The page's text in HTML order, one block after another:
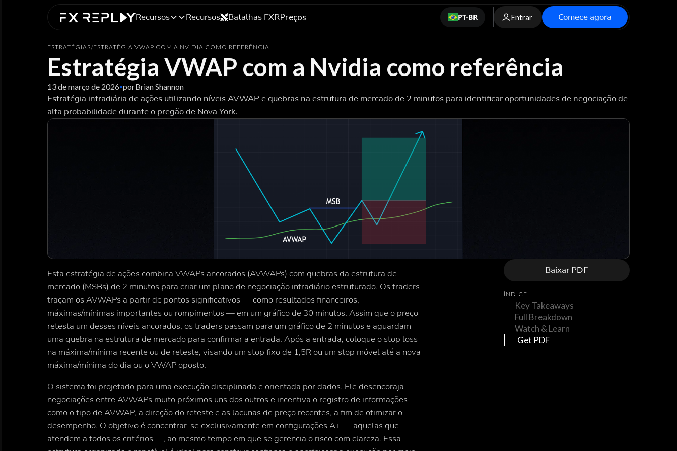
Recursos Recursos Batalhas FXRPreços PT-BR Entrar Comece agora
ESTRATÉGIAS/ESTRATÉGIA VWAP COM A NVIDIA COMO REFERÊNCIA
Estratégia VWAP com a Nvidia como referência
13 de março de 2026•porBrian Shannon
Estratégia intradiária de ações utilizando níveis AVWAP e quebras na estrutura de mercado de 2 minutos para identificar oportunidades de negociação de
alta probabilidade durante o pregão de Nova York.
Esta estratégia de ações combina VWAPs ancorados (AVWAPs) com quebras da estrutura de
mercado (MSBs) de 2 minutos para criar um plano de negociação intradiário estruturado. Os traders
traçam os AVWAPs a partir de pontos significativos — como resultados financeiros,
máximas/mínimas importantes ou rompimentos — em um gráfico de 30 minutos. Assim que o preço
retesta um desses níveis ancorados, os traders passam para um gráfico de 2 minutos e aguardam
uma quebra na estrutura de mercado para confirmar a entrada. Após a entrada, coloque o stop loss
na máxima/mínima recente ou de reteste, visando um stop fixo de 1,5R ou um stop móvel até a nova
máxima/mínima do dia ou o VWAP oposto.
O sistema foi projetado para uma execução disciplinada e orientada por dados. Ele desencoraja
negociações entre AVWAPs muito próximos uns dos outros e incentiva o registro de informações
como o tipo de AVWAP, a direção do reteste e as lacunas de preço recentes, a fim de otimizar o
desempenho. O objetivo é concentrar-se exclusivamente em configurações A+ — aquelas que
atendem a todos os critérios —, ao mesmo tempo em que se gerencia o risco com clareza. Essa
Baixar PDF
ÍNDICE
Key Takeaways
Full Breakdown
Watch & Learn
Get PDF